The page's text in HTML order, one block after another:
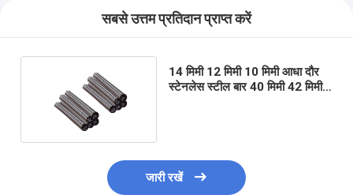
सबसे उत्तम प्रतिदान प्राप्त करें
14 मिमी 12 मिमी 10 मिमी आधा दौर
स्टेनलेस स्टील बार 40 मिमी 42 मिमी
जारी रखें